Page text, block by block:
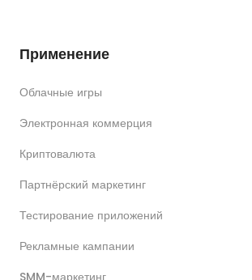
Применение
Облачные игры
Электронная коммерция
Криптовалюта
Партнёрский маркетинг
Тестирование приложений
Рекламные кампании
SMM-маркетинг